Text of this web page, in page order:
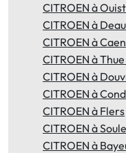
CITROEN à
CITROEN à
CITROEN à Caen
CITROEN à
CITROEN à
CITROEN à
CITROEN à Flers
CITROEN à
CITROEN à